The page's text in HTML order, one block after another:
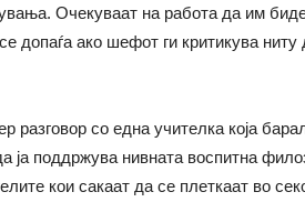
Очекуваат на работа да им
допаѓа ако шефот ги критикува ниту
разговор со една учителка која
ја поддржува нивната воспитна
кои сакаат да се плеткаат во